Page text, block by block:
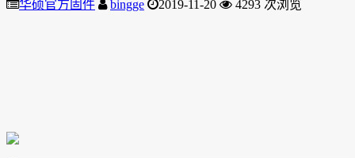
华硕官方固件 bingge 2019-11-20 4293 次浏览